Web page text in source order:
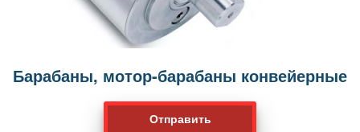
Барабаны, мотор-барабаны конвейерные
Отправить